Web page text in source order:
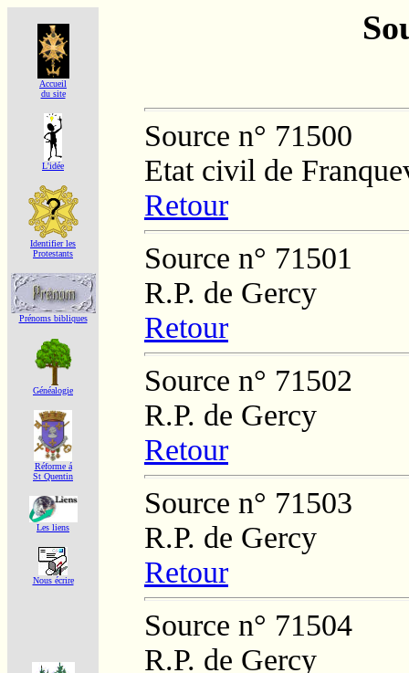
Accueil
du site
L'idée
Identifier les
Protestants
Prénoms bibliques
Généalogie
Réforme á
St Quentin
Les liens
Nous écrire
Source n° 71500
Etat civil de
Retour
Source n° 71501
R.P. de Gercy
Retour
Source n° 71502
R.P. de Gercy
Retour
Source n° 71503
R.P. de Gercy
Retour
Source n° 71504
R.P. de Gercy